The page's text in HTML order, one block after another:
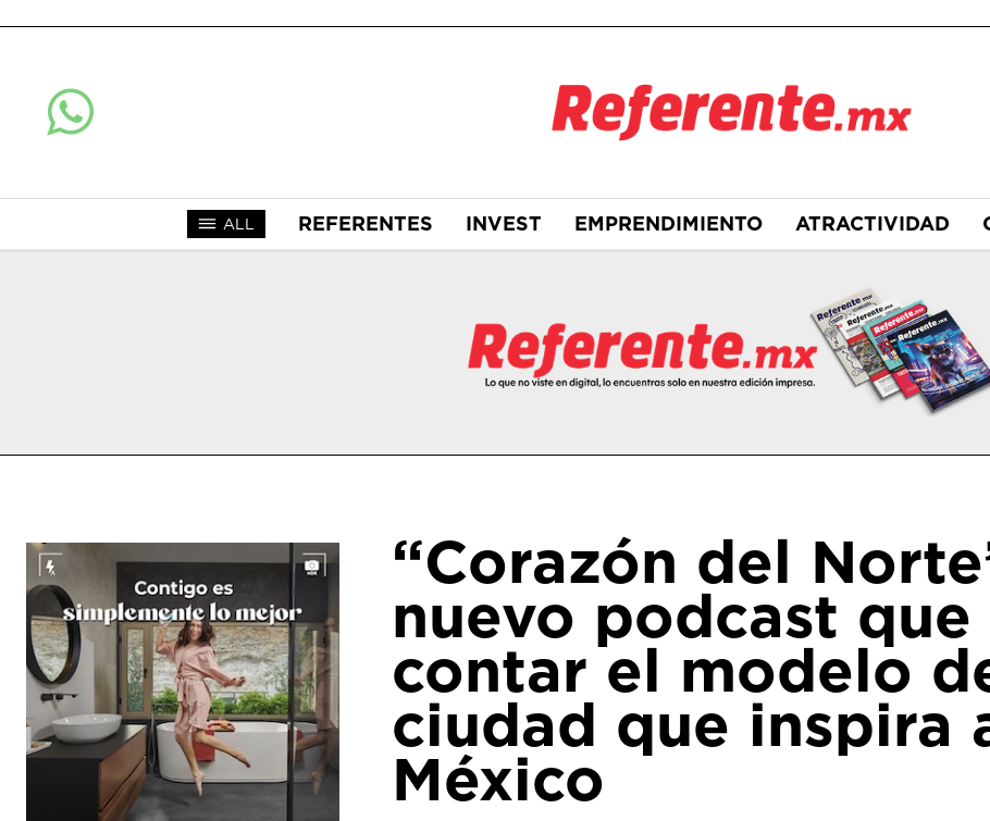
ALL REFERENTES INVEST EMPRENDIMIENTO ATRACTIVIDAD
“Corazón del
nuevo podcast que
contar el modelo
ciudad que inspira
México